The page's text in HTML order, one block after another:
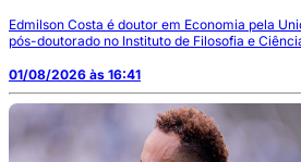
Edmilson Costa é doutor em Economia pela
pós-doutorado no Instituto de Filosofia e
01/08/2026 às 16:41